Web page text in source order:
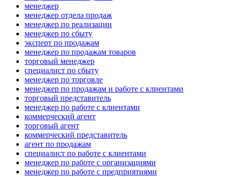
менеджер
менеджер отдела продаж
менеджер по реализации
менеджер по сбыту
эксперт по продажам
менеджер по продажам товаров
торговый менеджер
специалист по сбыту
менеджер по торговле
менеджер по продажам и работе с клиентами
торговый представитель
менеджер по работе с клиентами
коммерческий агент
торговый агент
коммерческий представитель
агент по продажам
специалист по работе с клиентами
менеджер по работе с организациями
менеджер по работе с предприятиями